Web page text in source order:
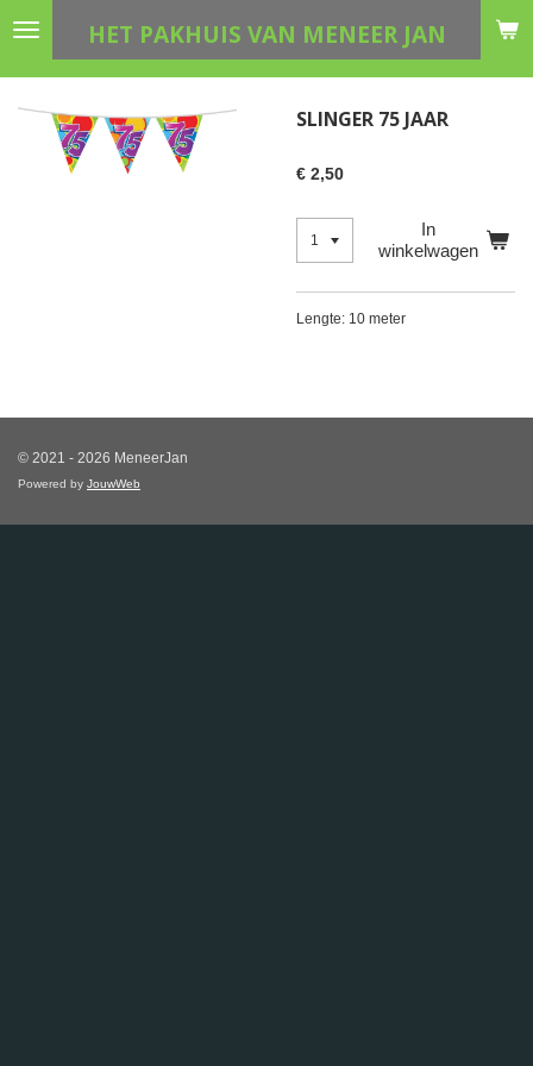
Ga
hoofdinhoud
HET PAKHUIS VAN MENEER JAN
SLINGER 75 JAAR
€ 2,50
In
winkelwagen
Lengte: 10 meter
© 2021 - 2026 MeneerJan
Powered by JouwWeb